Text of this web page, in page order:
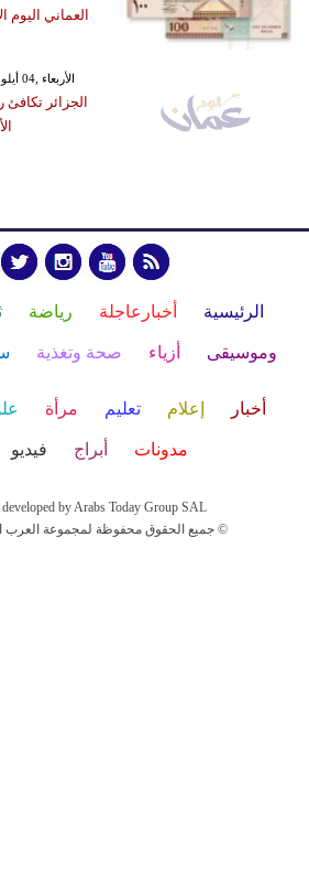
العماني اليوم الأحد 02 أغسطس/
GMT 21:24 2019 الأربعاء ,04 أيلول / سبتمبر
الجزائر تكافئ
الرئيسية أخبارعاجلة رياضة
وموسيقى أزياء صحة وتغذية
أخبار إعلام تعليم مرأة
مدونات أبراج فيديو
by Arabs Today Group SAL
جميع الحقوق محفوظة لمجموعة العرب اليوم الاعلامية 2025 ©